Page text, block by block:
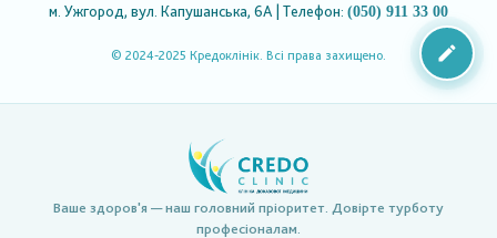
м. Ужгород, вул. Капушанська, 6А | Телефон: (050) 911 33 00
© 2024-2025 Кредоклінік. Всі права захищено.
Ваше здоров'я — наш головний пріоритет. Довірте турботу
професіоналам.